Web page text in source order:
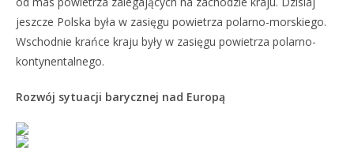
jeszcze Polska była w zasięgu powietrza polarno-morskiego.
Wschodnie krańce kraju były w zasięgu powietrza polarno-
kontynentalnego.
Rozwój sytuacji barycznej nad Europą